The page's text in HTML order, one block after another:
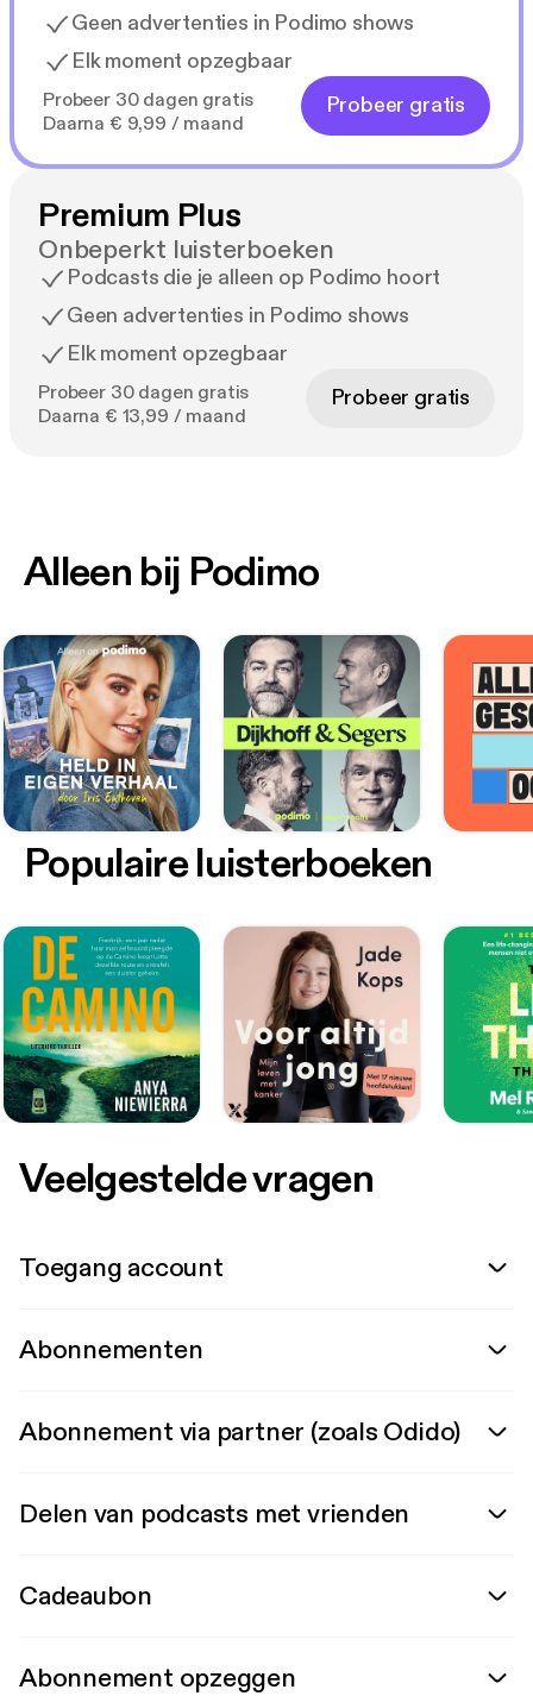
Geen advertenties in Podimo shows
Elk moment opzegbaar
Probeer 30 dagen gratis
Daarna € 9,99 / maand
Probeer gratis
Premium Plus
Onbeperkt luisterboeken
Podcasts die je alleen op Podimo hoort
Geen advertenties in Podimo shows
Elk moment opzegbaar
Probeer 30 dagen gratis
Daarna € 13,99 / maand
Probeer gratis
Alleen bij Podimo
Populaire luisterboeken
Veelgestelde vragen
Toegang account
Abonnementen
Abonnement via partner (zoals Odido)
Delen van podcasts met vrienden
Cadeaubon
Abonnement opzeggen